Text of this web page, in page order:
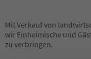
Mit Verkauf von
wir Einheimische und
zu verbringen.